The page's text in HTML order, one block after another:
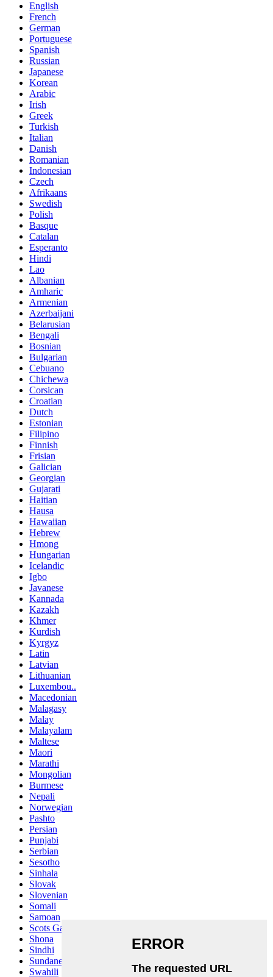
English
French
German
Portuguese
Spanish
Russian
Japanese
Korean
Arabic
Irish
Greek
Turkish
Italian
Danish
Romanian
Indonesian
Czech
Afrikaans
Swedish
Polish
Basque
Catalan
Esperanto
Hindi
Lao
Albanian
Amharic
Armenian
Azerbaijani
Belarusian
Bengali
Bosnian
Bulgarian
Cebuano
Chichewa
Corsican
Croatian
Dutch
Estonian
Filipino
Finnish
Frisian
Galician
Georgian
Gujarati
Haitian
Hausa
Hawaiian
Hebrew
Hmong
Hungarian
Icelandic
Igbo
Javanese
Kannada
Kazakh
Khmer
Kurdish
Kyrgyz
Latin
Latvian
Lithuanian
Luxembou..
Macedonian
Malagasy
Malay
Malayalam
Maltese
Maori
Marathi
Mongolian
Burmese
Nepali
Norwegian
Pashto
Persian
Punjabi
Serbian
Sesotho
Sinhala
Slovak
Slovenian
Somali
Samoan
Scots Gaelic
Shona
Sindhi
Sundanese
Swahili